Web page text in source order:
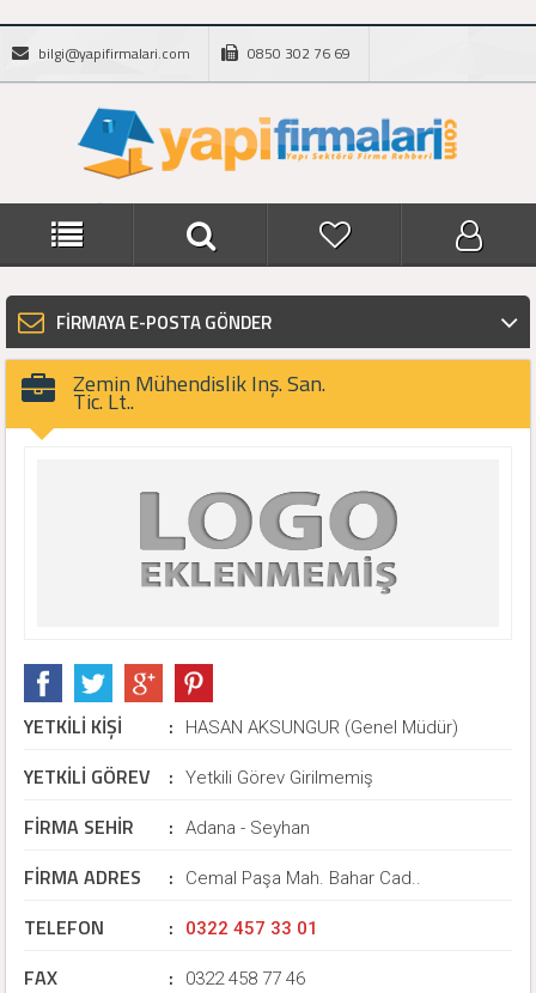
bilgi@yapifirmalari.com 0850 302 76 69
FİRMAYA E-POSTA GÖNDER
Zemin Mühendislik Inş. San.
Tic. Lt..
YETKİLİ KİŞİ : HASAN AKSUNGUR (Genel Müdür)
YETKİLİ GÖREV : Yetkili Görev Girilmemiş
FİRMA SEHİR : Adana - Seyhan
FİRMA ADRES : Cemal Paşa Mah. Bahar Cad..
TELEFON : 0322 457 33 01
FAX : 0322 458 77 46